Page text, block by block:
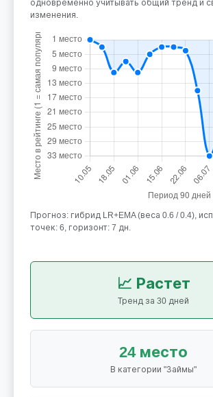
одновременно учитывать общий тренд и
изменения.
Прогноз: гибрид LR+EMA (веса 0.6 / 0.4),
точек: 6, горизонт: 7 дн.
📈 Растет
Тренд за 30 дней
24 место
В категории "Займы"